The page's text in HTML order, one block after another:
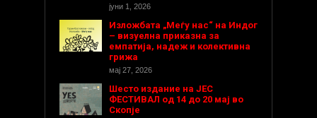
јуни 1, 2026
Изложбата „Меѓу нас“ на Индог
– визуелна приказна за
емпатија, надеж и колективна
грижа
мај 27, 2026
Шесто издание на ЈЕС
ФЕСТИВАЛ од 14 до 20 мај во
Скопје